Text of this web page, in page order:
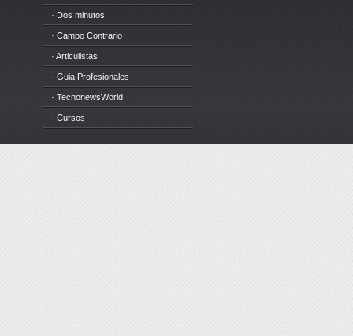
· Dos minutos
· Campo Contrario
· Articulistas
· Guia Profesionales
· TecnonewsWorld
· Cursos